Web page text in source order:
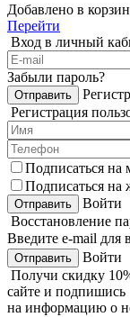
Добавлено в
Перейти
Вход в личный
Забыли пароль?
Регистрация
Подписаться на
Подписаться на
Войти
Восстановление
Введите e-mail для
Войти
Получи скидку
сайте и подпишись
на информацию о